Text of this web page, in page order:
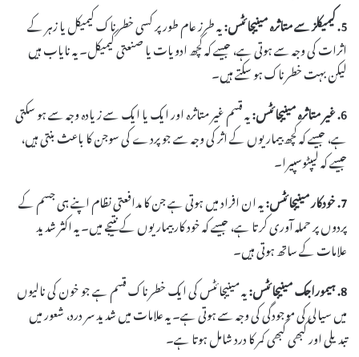
5. کیمیکلز سے متاثرہ مینیجائٹس:
یہ طرز عام طور پر کسی خطرناک کیمیکل یا زہر کے
اثرات کی وجہ سے ہوتی ہے، جیسے کہ کچھ ادویات یا صنعتی کیمیکل۔ یہ نایاب ہیں
لیکن بہت خطرناک ہو سکتے ہیں۔
6. غیر متاثرہ مینیجائٹس:
یہ قسم غیر متاثرہ اور ایک یا ایک سے زیادہ وجہ سے ہو سکتی
ہے، جیسے کہ کچھ بیماریوں کے اثر کی وجہ سے جو پردے کی سوجن کا باعث بنتی ہیں،
جیسے کہ لیپٹوسپیرا۔
7. خودکار مینیجائٹس:
یہ ان افراد میں ہوتی ہے جن کا مدافعتی نظام اپنے ہی جسم کے
پردوں پر حملہ آوری کرتا ہے، جیسے کہ خود کار بیماریوں کے نتیجے میں۔ یہ اکثر شدید
علامات کے ساتھ ہوتی ہیں۔
8. ہیموراجک مینیجائٹس:
یہ مینیجائٹس کی ایک خطرناک قسم ہے جو خون کی نالیوں
میں سیالی کی موجودگی کی وجہ سے ہوتی ہے۔ یہ علامات میں شدید سر درد، شعور میں
تبدیلی اور کبھی کبھی کمر کا درد شامل ہوتا ہے۔